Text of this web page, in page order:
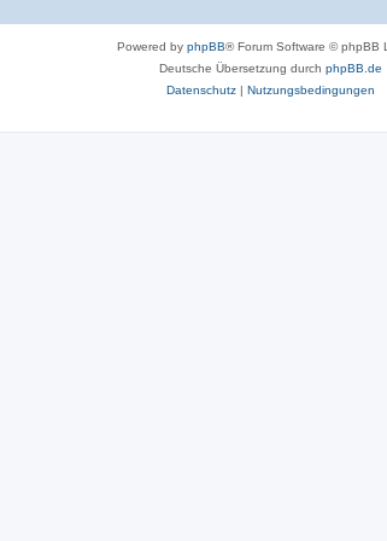
Powered by phpBB® Forum Software © phpBB
Deutsche Übersetzung durch phpBB.de
Datenschutz| Nutzungsbedingungen